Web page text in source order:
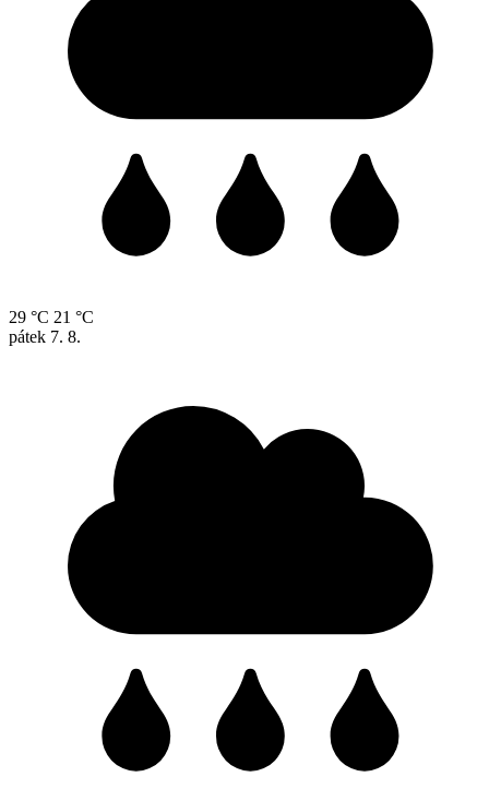
29 °C 21 °C
pátek 7. 8.